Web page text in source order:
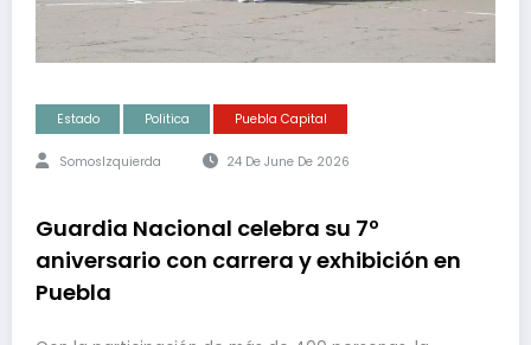
Estado Politica Puebla Capital
SomosIzquierda 24 De June De 2026
Guardia Nacional celebra su 7º
aniversario con carrera y exhibición en
Puebla